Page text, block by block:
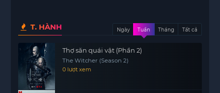
T. HÀNH Ngày Tuần Tháng Tất cả
Thợ săn quái vật (Phần 2)
The Witcher (Season 2)
0 lượt xem